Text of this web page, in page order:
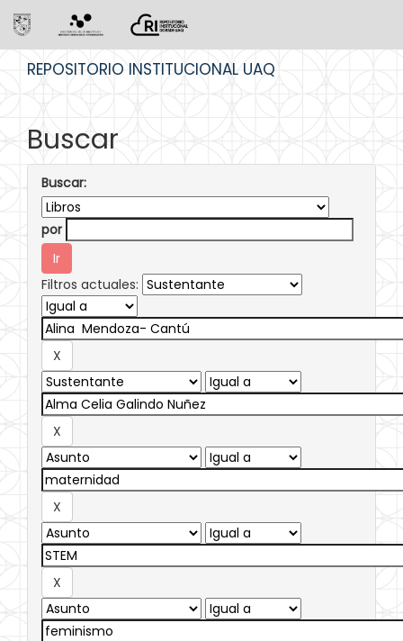
REPOSITORIO INSTITUCIONAL UAQ
Buscar
Buscar:
por
Filtros actuales: